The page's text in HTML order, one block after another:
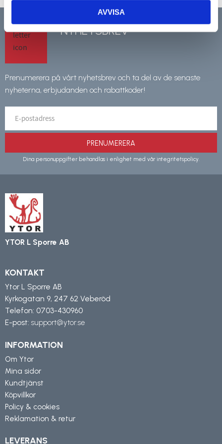
AVVISA
NYHETSBREV
Prenumerera på vårt nyhetsbrev och ta del av de senaste
nyheterna, erbjudanden och rabattkoder!
PRENUMERERA
Dina personuppgifter behandlas i enlighet med vår integritetspolicy
YTOR L Sporre AB
KONTAKT
Ytor L Sporre AB
Kyrkogatan 9, 247 62 Veberöd
Telefon: 0703-430960
E-post: support@ytor.se
INFORMATION
Om Ytor
Mina sidor
Kundtjänst
Köpvillkor
Policy & cookies
Reklamation & retur
LEVERANS